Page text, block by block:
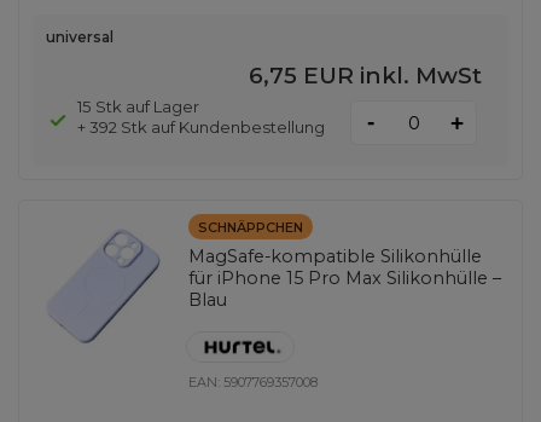
universal
6,75 EUR inkl. MwSt
15 Stk auf Lager
+ 392 Stk auf Kundenbestellung
- +
SCHNÄPPCHEN
MagSafe-kompatible Silikonhülle
für iPhone 15 Pro Max Silikonhülle –
Blau
EAN: 5907769357008